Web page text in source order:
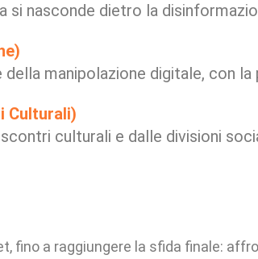
si nasconde dietro la
manipolazione digitale, con
Culturali)
culturali e dalle divisioni
fino a raggiungere la sfida finale: